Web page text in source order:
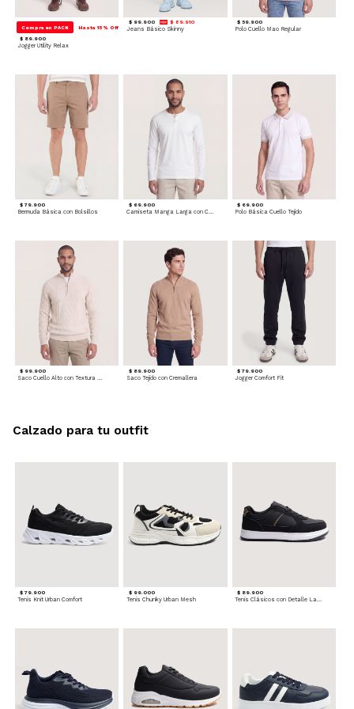
Compra en PACK Hasta 15% Off
$ 89.900
Jogger Utility Relax
$ 99.900 $ 89.910
Jeans Básico Skinny
$ 59.900
Polo Cuello Mao Regular
$ 79.900
Bermuda Básica con Bolsillos
$ 69.900
Camiseta Manga Larga con Cuello Henley
$ 69.900
Polo Básica Cuello Tejido
$ 99.900 $ 89.900
Saco Tejido con Cremallera
$ 79.900
Jogger Comfort Fit
$ 79.900
Tenis Knit Urban Comfort
$ 99.000
Tenis Chunky Urban Mesh
$ 89.900
Calzado para tu outfit